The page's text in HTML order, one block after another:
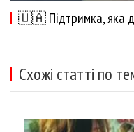
🇺🇦 Підтримка, яка
Схожі статті по